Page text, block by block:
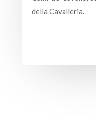
della Cavalleria.